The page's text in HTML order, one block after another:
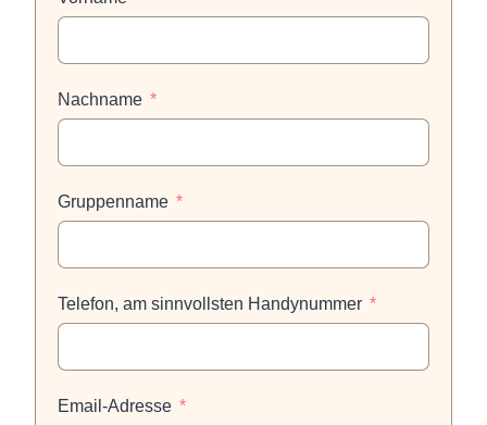
Nachname
Gruppenname
Telefon, am sinnvollsten Handynummer
Email-Adresse